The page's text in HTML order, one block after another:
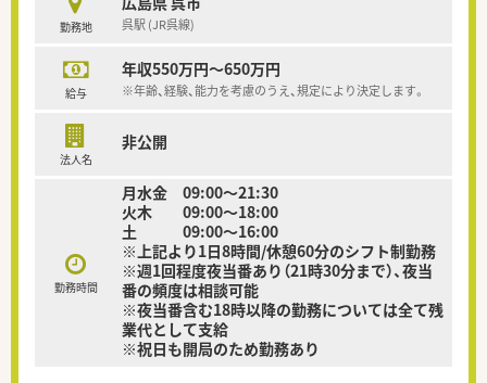
勤務地 呉駅 (JR呉線)
給与
年収550万円～650万円
※年齢、経験、能力を考慮のうえ、規定により決定します。
法人名
非公開
勤務時間
月水金 09:00～21:30
火木 09:00～18:00
土 09:00～16:00
※上記より1日8時間/休憩60分のシフト制勤務
※週1回程度夜当番あり（21時30分まで）、夜当
番の頻度は相談可能
※夜当番含む18時以降の勤務については全て残
業代として支給
※祝日も開局のため勤務あり